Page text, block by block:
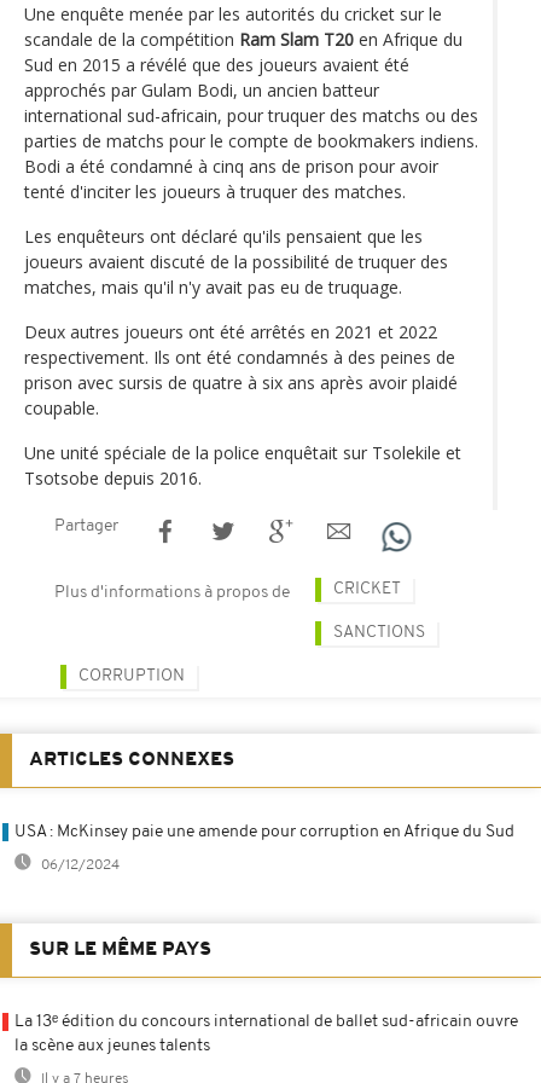
Une enquête menée par les autorités du cricket sur le
scandale de la compétition Ram Slam T20 en Afrique du
Sud en 2015 a révélé que des joueurs avaient été
approchés par Gulam Bodi, un ancien batteur
international sud-africain, pour truquer des matchs ou des
parties de matchs pour le compte de bookmakers indiens.
Bodi a été condamné à cinq ans de prison pour avoir
tenté d'inciter les joueurs à truquer des matches.
Les enquêteurs ont déclaré qu'ils pensaient que les
joueurs avaient discuté de la possibilité de truquer des
matches, mais qu'il n'y avait pas eu de truquage.
Deux autres joueurs ont été arrêtés en 2021 et 2022
respectivement. Ils ont été condamnés à des peines de
prison avec sursis de quatre à six ans après avoir plaidé
coupable.
Une unité spéciale de la police enquêtait sur Tsolekile et
Tsotsobe depuis 2016.
Partager
Plus d'informations à propos de CRICKET
SANCTIONS
CORRUPTION
ARTICLES CONNEXES
USA : McKinsey paie une amende pour corruption en Afrique du Sud
06/12/2024
SUR LE MÊME PAYS
La 13ᵉ édition du concours international de ballet sud-africain ouvre
la scène aux jeunes talents
Il y a 7 heures